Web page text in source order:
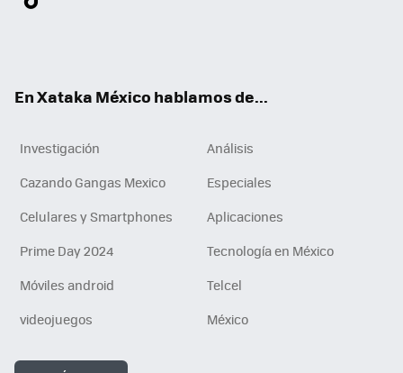
En Xataka México hablamos de...
Investigación
Análisis
Cazando Gangas Mexico
Especiales
Celulares y Smartphones
Aplicaciones
Prime Day 2024
Tecnología en México
Móviles android
Telcel
videojuegos
México